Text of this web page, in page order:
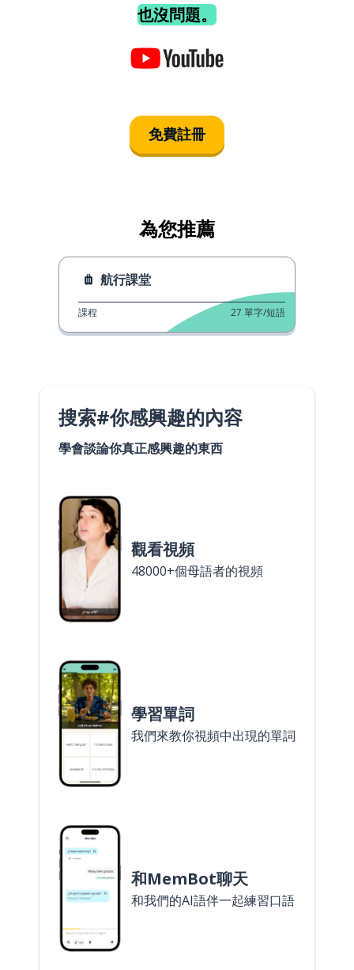
也沒問題。
免費註冊
為您推薦
航行課堂
課程 27 單字/短語
搜索#你感興趣的內容
學會談論你真正感興趣的東西
觀看視頻
48000+個母語者的視頻
學習單詞
我們來教你視頻中出現的單詞
和MemBot聊天
和我們的AI語伴一起練習口語